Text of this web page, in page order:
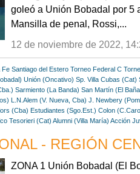
goleó a Unión Bobadal por 5
Mansilla de penal, Rossi,...
12 de noviembre de 2022,
Fe Santiago del Estero Torneo Federal C
Unión (Oncativo) Sp. Villa Cubas (Cat)
Sarmiento (La Banda) San Martín (El
L.N.Alem (V. Nueva, Cba) J. Newbery
(Cba) Estudiantes (Sgo.Est.) Colon
Tesorieri (Cat) Alumni (Villa María) Acción
- REGIÓN
ZONA 1 Unión Bobadal (El